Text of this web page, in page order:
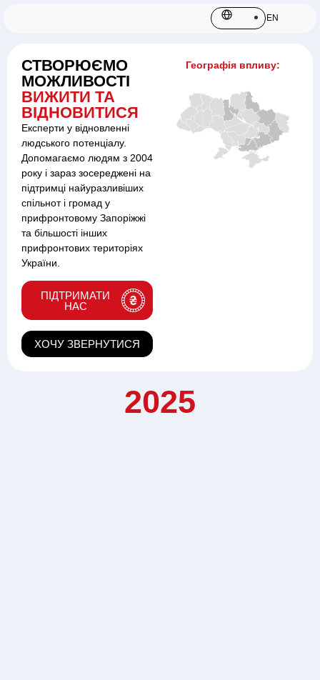
EN
СТВОРЮЄМО
МОЖЛИВОСТІ
ВИЖИТИ ТА
ВІДНОВИТИСЯ
Експерти у відновленні
людського потенціалу.
Допомагаємо людям з 2004
року і зараз зосереджені на
підтримці найуразливіших
спільнот і громад у
прифронтовому Запоріжжі
та більшості інших
прифронтових територіях
України.
ПІДТРИМАТИ
НАС
ХОЧУ ЗВЕРНУТИСЯ
Географія впливу:
2025